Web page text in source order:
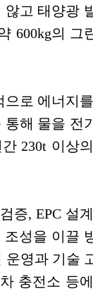
고 태양광
600kg의 그
로 에너지
통해 물을 전
230t 이상
증, EPC 설계
성을 이끌
영과 기술
충전소 등